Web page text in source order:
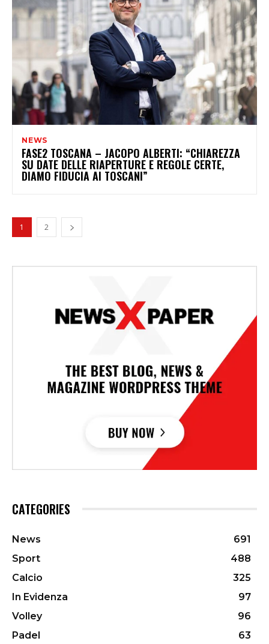
NEWS
FASE2 TOSCANA – JACOPO ALBERTI: “CHIAREZZA
SU DATE DELLE RIAPERTURE E REGOLE CERTE,
DIAMO FIDUCIA AI TOSCANI”
1 2
CATEGORIES
News
691
Sport
488
Calcio
325
In Evidenza
97
Volley
96
Padel
63